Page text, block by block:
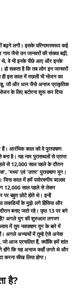
लगी। इसके परिणामस्वरूप कई
गाय जैसे उन जानवरों की संख्या बढ़ी,
थे, वे भी इनके पीछे आए और इनके
सकता है कि तब लोग इन जानवरों
इस काल में मछली भी भोजन का
गेहू, जौ और धान जैसे अनाज प्राकृतिक
के लिए बटोरना शुरू कर दिया
आरंभिक काल को वे पुरापाषाण
है। यह नाम पुरासथलों से प्राप्त
से 12,000 साल पहले के दौरान
'मध्य' एवं 'उत्तर' पुरापाषाण युग।
जिस काल में हमें पयोरवणीय ब्दलाव
12,000 साल पहले से लेकर
बहुत छोटे होते थे। इन्हें
या लकडियों के मुझे लगे हिंसिया और
बनाए जाते रहे। पृष्ठ 13 पर बने
है? अगले युग की शुरुआत लगभग
में तुम नवपाषाण युग के बारे में
हैं। अगले अभ्यायों में तुम्हे ऐसे अनेक
जो आज प्रचलित हैं, क्योंकि हमें शांत
होंगे कि यह अनाज कहाँ उगते थे और
सीख लिया होगा।
है?